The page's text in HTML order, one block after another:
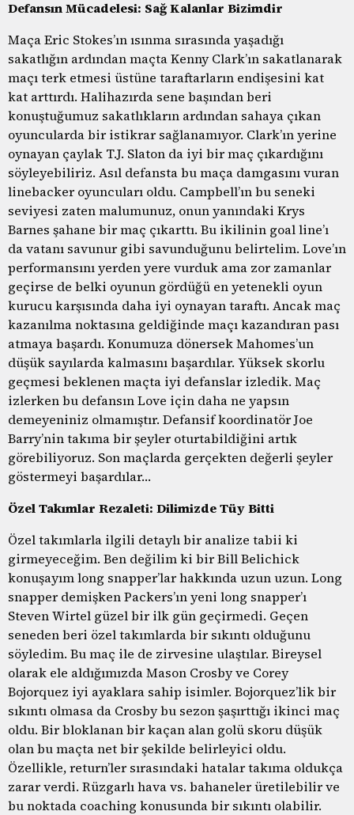
Defansın Mücadelesi: Sağ Kalanlar Bizimdir
Maça Eric Stokes’ın ısınma sırasında yaşadığı
sakatlığın ardından maçta Kenny Clark’ın sakatlanarak
maçı terk etmesi üstüne taraftarların endişesini kat
kat arttırdı. Halihazırda sene başından beri
konuştuğumuz sakatlıkların ardından sahaya çıkan
oyuncularda bir istikrar sağlanamıyor. Clark’ın yerine
oynayan çaylak T.J. Slaton da iyi bir maç çıkardığını
söyleyebiliriz. Asıl defansta bu maça damgasını vuran
linebacker oyuncuları oldu. Campbell’ın bu seneki
seviyesi zaten malumunuz, onun yanındaki Krys
Barnes şahane bir maç çıkarttı. Bu ikilinin goal line’ı
da vatanı savunur gibi savunduğunu belirtelim. Love’ın
performansını yerden yere vurduk ama zor zamanlar
geçirse de belki oyunun gördüğü en yetenekli oyun
kurucu karşısında daha iyi oynayan taraftı. Ancak maç
kazanılma noktasına geldiğinde maçı kazandıran pası
atmaya başardı. Konumuza dönersek Mahomes’un
düşük sayılarda kalmasını başardılar. Yüksek skorlu
geçmesi beklenen maçta iyi defanslar izledik. Maç
izlerken bu defansın Love için daha ne yapsın
demeyeniniz olmamıştır. Defansif koordinatör Joe
Barry’nin takıma bir şeyler oturtabildiğini artık
görebiliyoruz. Son maçlarda gerçekten değerli şeyler
göstermeyi başardılar…
Özel Takımlar Rezaleti: Dilimizde Tüy Bitti
Özel takımlarla ilgili detaylı bir analize tabii ki
girmeyeceğim. Ben değilim ki bir Bill Belichick
konuşayım long snapper’lar hakkında uzun uzun. Long
snapper demişken Packers’ın yeni long snapper’ı
Steven Wirtel güzel bir ilk gün geçirmedi. Geçen
seneden beri özel takımlarda bir sıkıntı olduğunu
söyledim. Bu maç ile de zirvesine ulaştılar. Bireysel
olarak ele aldığımızda Mason Crosby ve Corey
Bojorquez iyi ayaklara sahip isimler. Bojorquez’lik bir
sıkıntı olmasa da Crosby bu sezon şaşırttığı ikinci maç
oldu. Bir bloklanan bir kaçan alan golü skoru düşük
olan bu maçta net bir şekilde belirleyici oldu.
Özellikle, return’ler sırasındaki hatalar takıma oldukça
zarar verdi. Rüzgarlı hava vs. bahaneler üretilebilir ve
bu noktada coaching konusunda bir sıkıntı olabilir.